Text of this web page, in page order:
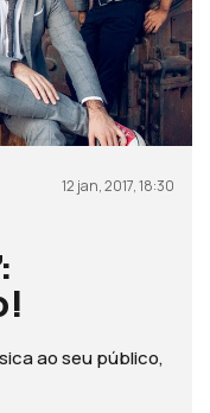
12 jan, 2017, 18:30
ao seu público,